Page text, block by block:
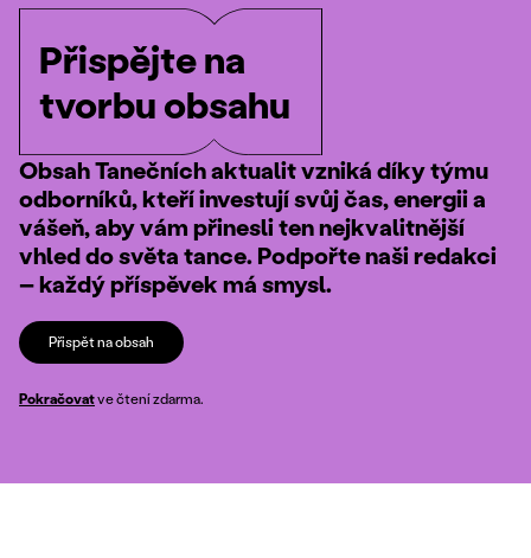
Přispějte na
tvorbu obsahu
Obsah Tanečních aktualit vzniká díky týmu
odborníků, kteří investují svůj čas, energii a
vášeň, aby vám přinesli ten nejkvalitnější
vhled do světa tance. Podpořte naši redakci
– každý příspěvek má smysl.
Přispět na obsah
Pokračovatve čtení zdarma.